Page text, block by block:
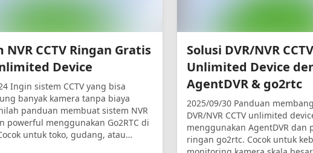
NVR CCTV Ringan Gratis
Device
Ingin sistem CCTV yang bisa
banyak kamera tanpa biaya
panduan membuat sistem NVR
powerful menggunakan Go2RTC di
untuk toko, gudang, atau
Solusi DVR/NVR CCTV
Unlimited Device
AgentDVR & go2rtc
2025/09/30 Panduan
DVR/NVR CCTV unlimited
menggunakan AgentDVR dan
ringan go2rtc. Cocok untuk